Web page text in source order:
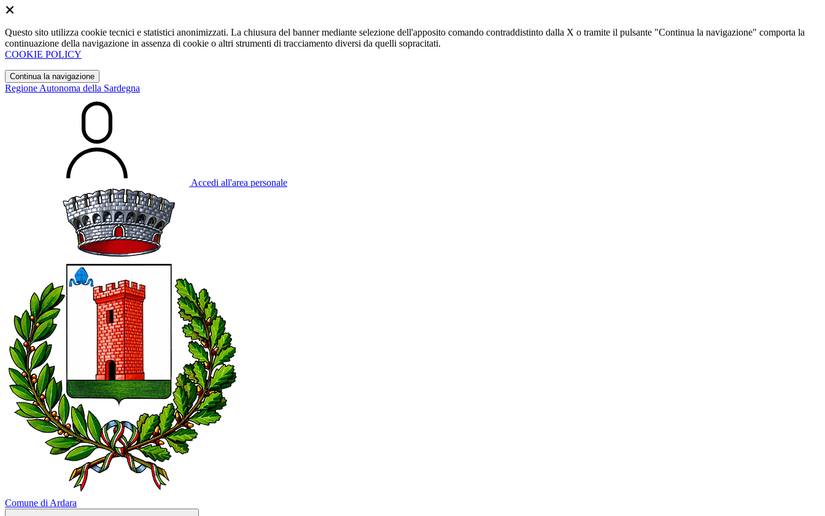
Questo sito utilizza cookie tecnici e statistici anonimizzati. La chiusura del banner mediante selezione dell'apposito comando contraddistinto dalla X o tramite il pulsante "Continua la navigazione" comporta la
continuazione della navigazione in assenza di cookie o altri strumenti di tracciamento diversi da quelli sopracitati.
COOKIE POLICY
Continua la navigazione
Regione Autonoma della Sardegna
Accedi all'area personale
Comune di Ardara